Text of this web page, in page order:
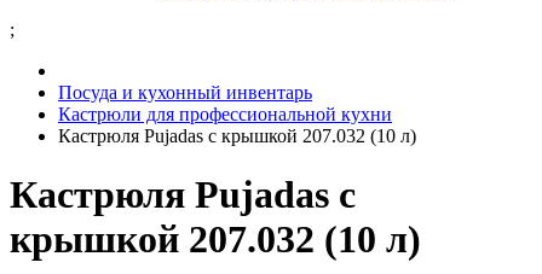
;
Посуда и кухонный инвентарь
Кастрюли для профессиональной кухни
Кастрюля Pujadas с крышкой 207.032 (10 л)
Кастрюля Pujadas с
крышкой 207.032 (10 л)